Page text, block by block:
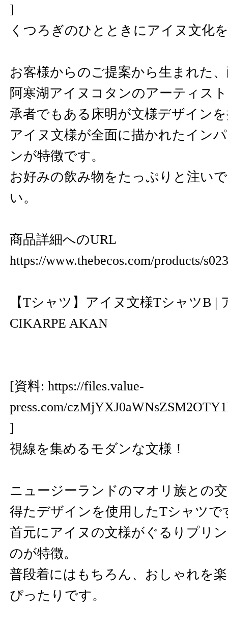
]
くつろぎのひとときにアイヌ文化
お客様からのご提案から生まれた
阿寒湖アイヌコタンのアーティス
承者でもある床明が文様デザイン
アイヌ文様が全面に描かれたイン
ンが特徴です。
お好みの飲み物をたっぷりと注い
い。
商品詳細へのURL
https://www.thebecos.com/products/
【Tシャツ】アイヌ文様TシャツB |
CIKARPE AKAN
[資料: https://files.value-
press.com/
]
視線を集めるモダンな文様！
ニュージーランドのマオリ族との
得たデザインを使用したTシャツで
首元にアイヌの文様がぐるりプリ
のが特徴。
普段着にはもちろん、おしゃれを
ぴったりです。